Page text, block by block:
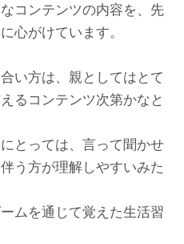
コンテンツの内容を、先
心がけています。
い方は、親としてはとて
るコンテンツ次第かなと
とっては、言って聞かせ
う方が理解しやすいみた
ムを通じて覚えた生活習